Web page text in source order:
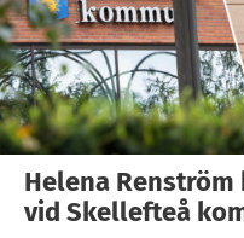
Helena
vid Skellefteå